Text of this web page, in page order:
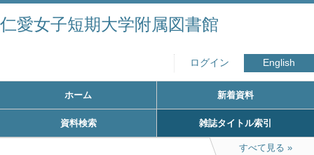
仁愛女子短期大学附属図書館
ログイン English
ホーム 新着資料
資料検索 雑誌タイトル索引
すべて見る